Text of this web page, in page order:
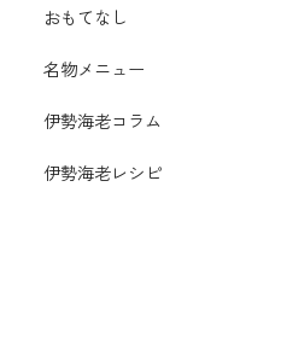
おもてなし
名物メニュー
伊勢海老コラム
伊勢海老レシピ